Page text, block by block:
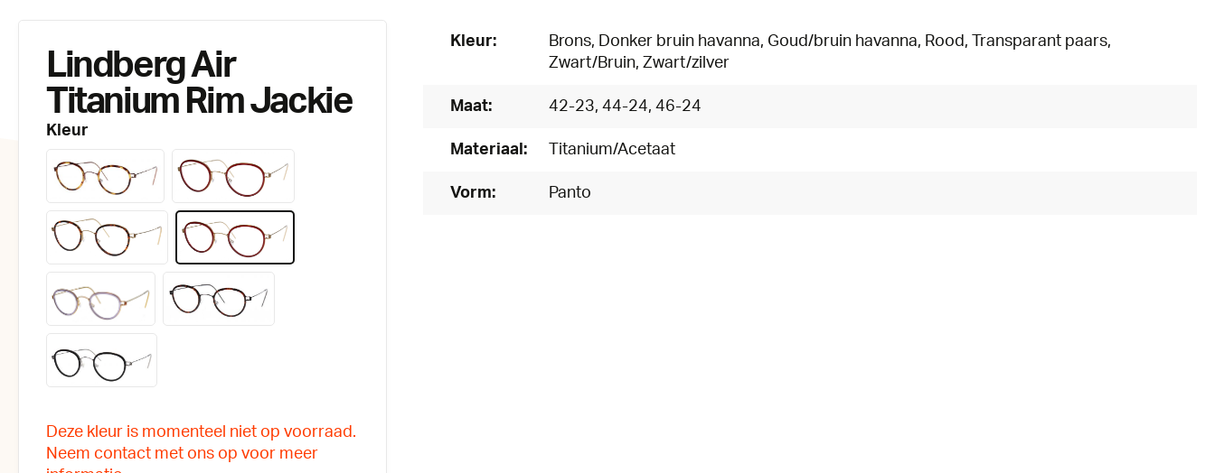
Lindberg Air
Titanium Rim Jackie
Kleur
Deze kleur is momenteel niet op voorraad.
Neem contact met ons op voor meer
Kleur: Brons, Donker bruin havanna, Goud/bruin havanna, Rood , Transparant paars,
Zwart/Bruin, Zwart/zilver
Maat: 42-23, 44-24, 46-24
Materiaal: Titanium/Acetaat
Vorm: Panto